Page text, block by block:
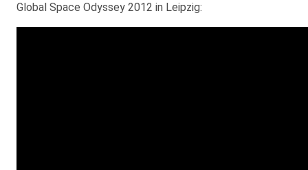
Global Space Odyssey 2012 in Leipzig: